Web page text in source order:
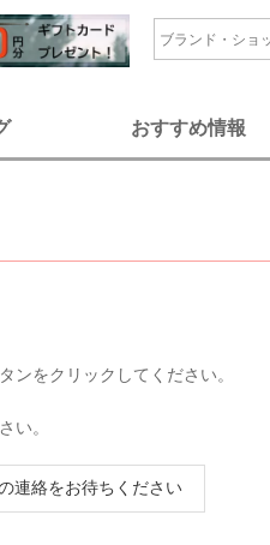
おすすめ情報
ンをクリックしてください。
い。
連絡をお待ちください